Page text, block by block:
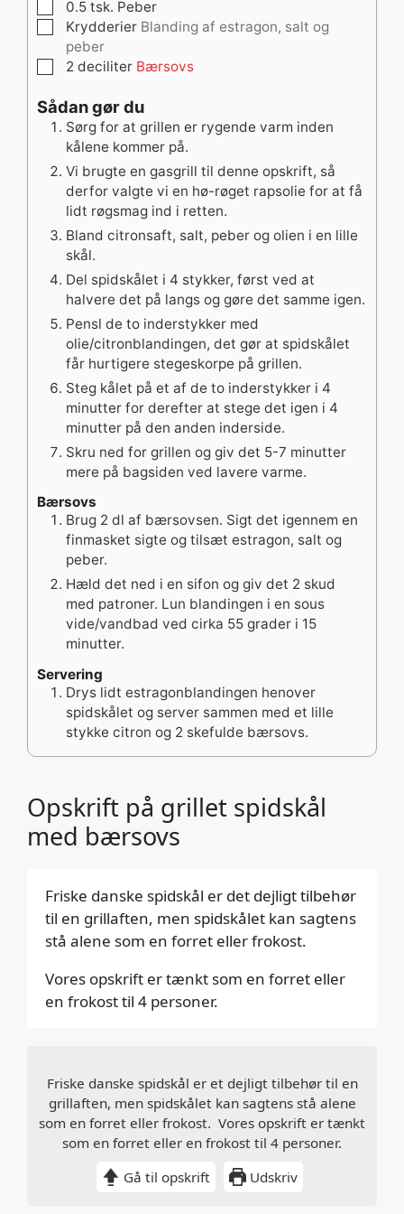
Friske danske spidskål er et dejligt tilbehør til en
grillaften, men spidskålet kan sagtens stå alene
som en forret eller frokost. Vores opskrift er tænkt
som en forret eller en frokost til 4 personer.
Gå til opskrift
Udskriv
Opskrift på grillet spidskål
med bærsovs
Friske danske spidskål er det dejligt tilbehør
til en grillaften, men spidskålet kan sagtens
stå alene som en forret eller frokost.
Vores opskrift er tænkt som en forret eller
en frokost til 4 personer.
▢
0.5 tsk. Peber
▢
Krydderier Blanding af estragon, salt og
peber
▢
2 deciliter Bærsovs
Sådan gør du
Sørg for at grillen er rygende varm inden
kålene kommer på.
Vi brugte en gasgrill til denne opskrift, så
derfor valgte vi en hø-røget rapsolie for at få
lidt røgsmag ind i retten.
Bland citronsaft, salt, peber og olien i en lille
skål.
Del spidskålet i 4 stykker, først ved at
halvere det på langs og gøre det samme igen.
Pensl de to inderstykker med
olie/citronblandingen, det gør at spidskålet
får hurtigere stegeskorpe på grillen.
Steg kålet på et af de to inderstykker i 4
minutter for derefter at stege det igen i 4
minutter på den anden inderside.
Skru ned for grillen og giv det 5-7 minutter
mere på bagsiden ved lavere varme.
Bærsovs
Brug 2 dl af bærsovsen. Sigt det igennem en
finmasket sigte og tilsæt estragon, salt og
peber.
Hæld det ned i en sifon og giv det 2 skud
med patroner. Lun blandingen i en sous
vide/vandbad ved cirka 55 grader i 15
minutter.
Servering
Drys lidt estragonblandingen henover
spidskålet og server sammen med et lille
stykke citron og 2 skefulde bærsovs.